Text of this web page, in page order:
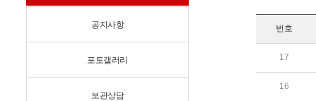
공지사항
포토갤러리
보관상담
번호
17
16